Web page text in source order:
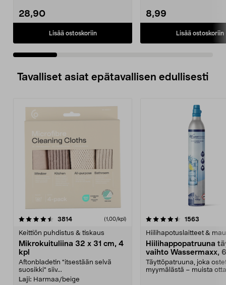
28,90
Lisää ostoskoriin
8,99
Lisää ostoskoriin
Tavalliset asiat epätavallisen edullisesti
3814arvostelut (1,00/kpl)
Keittiön puhdistus & tiskaus
Mikrokuituliina 32 x 31 cm, 4
kpl
Aftonbladetin "itsestään selvä
suosikki" siiv...
Laji: Harmaa/beige
4.5viidestä
1563
Hiilihapotuslaitteet &
Hiilihappopatruuna
vaihto Wassermaxx,
Täyttöpatruuna, joka
myymälästä – muista
4.5viidestä